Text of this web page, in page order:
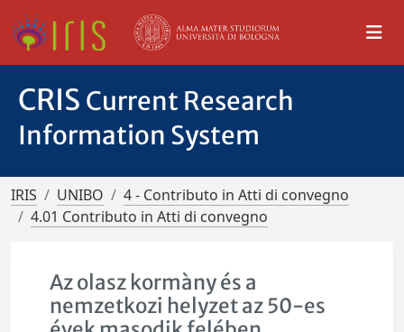
CRIS Current Research
Information System
IRIS UNIBO
4 - Contributo in Atti di convegno
4.01 Contributo in Atti di convegno
Az olasz kormàny és a
nemzetkozi helyzet az 50-es